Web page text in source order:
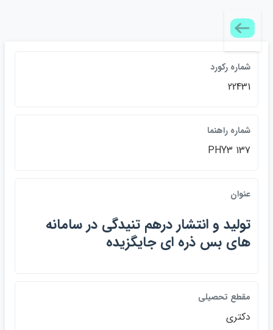
شماره ركورد
22431
شماره راهنما
PHY3 137
عنوان
توليد و انتشار درهم تنيدگي در سامانه
هاي بس ذره اي جايگزيده
مقطع تحصيلي
دكتري